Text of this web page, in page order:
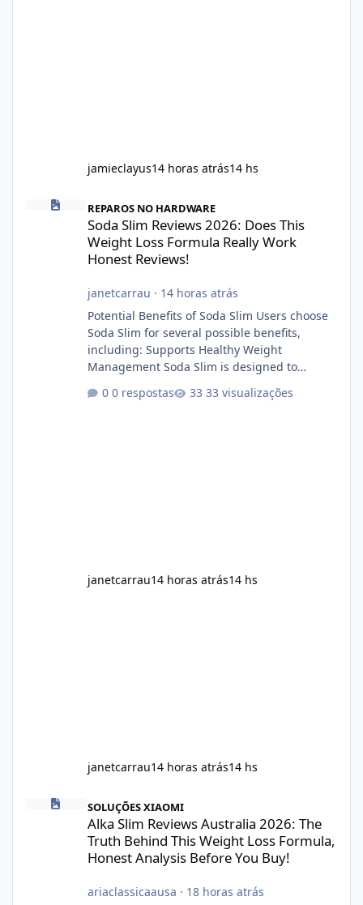
jamieclayus14 horas atrás14 hs
Soda Slim Reviews 2026: Does This Weight Loss Formula Really
REPAROS NO HARDWARE
Soda Slim Reviews 2026: Does This
Weight Loss Formula Really Work
Honest Reviews!
janetcarrau · 14 horas atrás
Potential Benefits of Soda Slim Users choose
Soda Slim for several possible benefits,
including: Supports Healthy Weight
Management Soda Slim is designed to
exercise rather than replace them.
0 respostas 33 visualizações
janetcarrau14 horas atrás14 hs
janetcarrau14 horas atrás14 hs
SOLUÇÕES XIAOMI
Alka Slim Reviews Australia 2026: The
Truth Behind This Weight Loss Formula,
Honest Analysis Before You Buy!
ariaclassicaausa · 18 horas atrás